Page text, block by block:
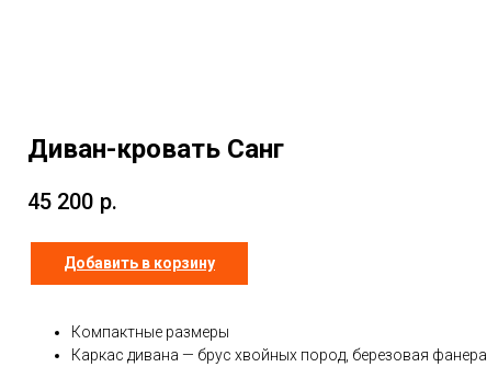
Диван-кровать Санг
45 200 р.
Добавить в корзину
Компактные размеры
Каркас дивана — брус хвойных пород, березовая фанера